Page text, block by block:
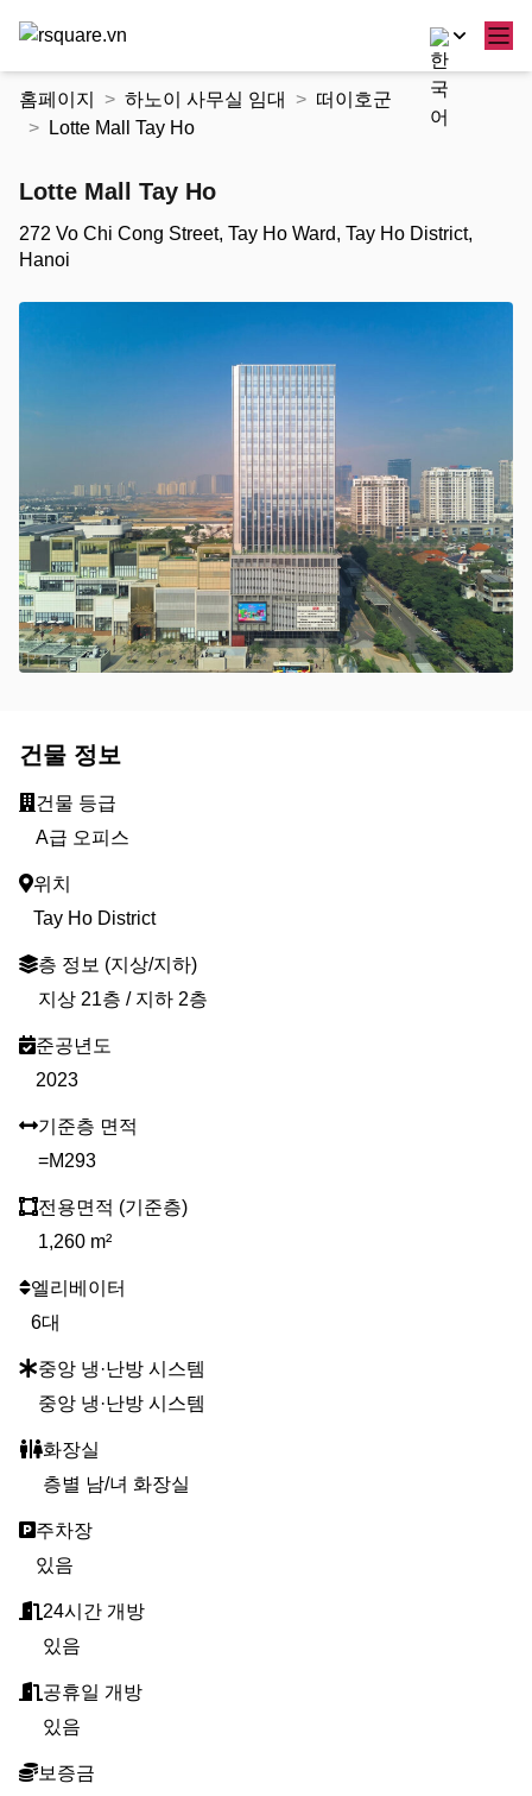
홈페이지 하노이 사무실 임대
떠이호군
Lotte Mall Tay Ho
Lotte Mall Tay Ho
272 Vo Chi Cong Street, Tay Ho Ward, Tay Ho District,
Hanoi
건물 정보
건물 등급
A급 오피스
위치
Tay Ho District
층 정보 (지상/지하)
지상 21층 / 지하 2층
준공년도
2023
기준층 면적
=M293
전용면적 (기준층)
1,260 m²
엘리베이터
6대
중앙 냉·난방 시스템
중앙 냉·난방 시스템
화장실
층별 남/녀 화장실
주차장
있음
24시간 개방
있음
공휴일 개방
있음
보증금